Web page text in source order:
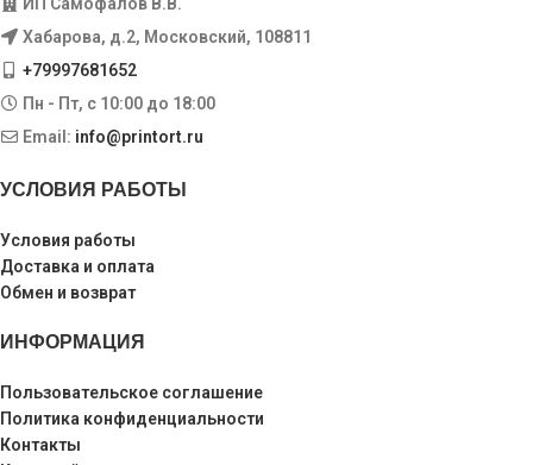
ИП Самофалов В.В.
Хабарова, д.2, Московский, 108811
+79997681652
Пн - Пт, с 10:00 до 18:00
Email: info@printort.ru
УСЛОВИЯ РАБОТЫ
Условия работы
Доставка и оплата
Обмен и возврат
ИНФОРМАЦИЯ
Пользовательское соглашение
Политика конфиденциальности
Контакты